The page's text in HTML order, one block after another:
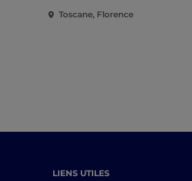
Toscane, Florence
LIENS UTILES